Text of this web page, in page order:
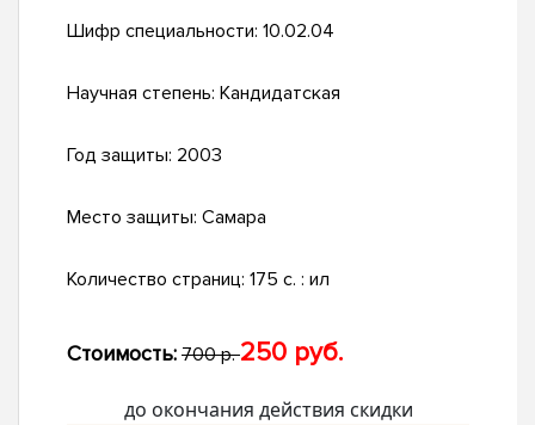
Шифр специальности: 10.02.04
Научная степень: Кандидатская
Год защиты: 2003
Место защиты: Самара
Количество страниц: 175 с. : ил
Стоимость: 700 р.250 руб.
до окончания действия скидки